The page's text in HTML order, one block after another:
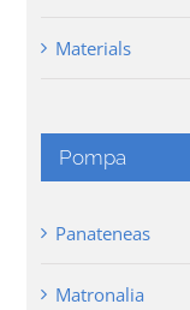
Materials
Pompa
Panateneas
Matronalia